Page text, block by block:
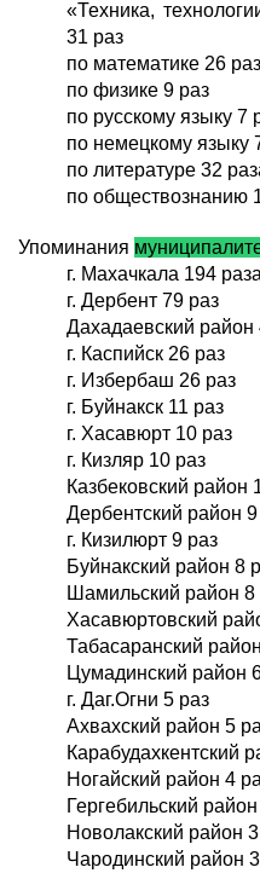
«Техника,
31 раз
по математике 26 раз
по физике 9 раз
по русскому языку 7
по немецкому языку
по литературе 32
по обществознанию
Упоминания
г. Махачкала 194 раза
г. Дербент 79 раз
Дахадаевский район
г. Каспийск 26 раз
г. Избербаш 26 раз
г. Буйнакск 11 раз
г. Хасавюрт 10 раз
г. Кизляр 10 раз
Казбековский район
Дербентский район 9
г. Кизилюрт 9 раз
Буйнакский район 8
Шамильский район 8
Хасавюртовский
Табасаранский
Цумадинский район
г. Даг.Огни 5 раз
Ахвахский район 5
Карабудахкентский
Ногайский район 4
Гергебильский
Новолакский район
Чародинский район